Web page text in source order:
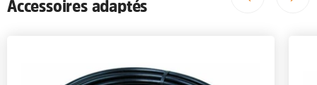
Accessoires adaptés